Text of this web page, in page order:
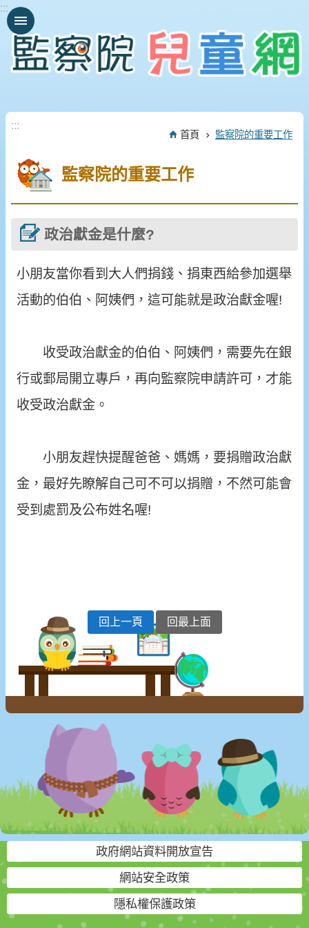
跳到主要內容區塊
:::
:::
首頁 監察院的重要工作
監察院的重要工作
政治獻金是什麼?
小朋友當你看到大人們捐錢、捐東西給參加選舉
活動的伯伯、阿姨們，這可能就是政治獻金喔!
收受政治獻金的伯伯、阿姨們，需要先在銀
行或郵局開立專戶，再向監察院申請許可，才能
收受政治獻金。
小朋友趕快提醒爸爸、媽媽，要捐贈政治獻
金，最好先瞭解自己可不可以捐贈，不然可能會
受到處罰及公布姓名喔!
回上一頁 回最上面
政府網站資料開放宣告
網站安全政策
隱私權保護政策